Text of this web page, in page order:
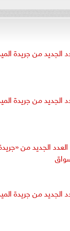
الجديد من جريدة الميدان
الجديد من جريدة الميدان
الجديد من
الجديد من جريدة